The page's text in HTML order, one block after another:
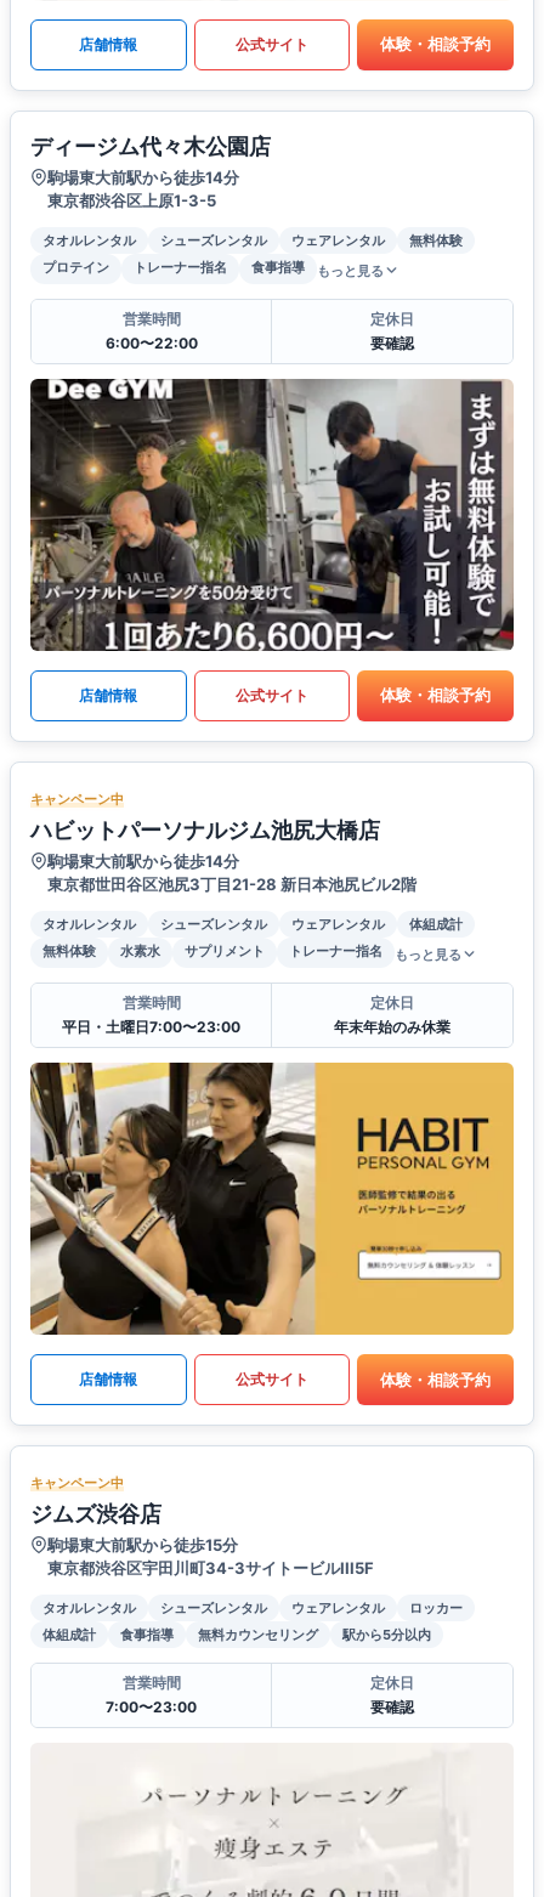
店舗情報 公式サイト 体験・相談予約
ディージム代々木公園店
駒場東大前駅から徒歩14分
東京都渋谷区上原1-3-5
タオルレンタル シューズレンタル ウェアレンタル
無料体験
プロテイン
トレーナー指名 食事指導 もっと見る
営業時間
6:00〜22:00
定休日
要確認
店舗情報 公式サイト 体験・相談予約
キャンペーン中
ハビットパーソナルジム池尻大橋店
駒場東大前駅から徒歩14分
東京都世田谷区池尻3丁目21-28 新日本池尻ビル2階
タオルレンタル シューズレンタル ウェアレンタル
体組成計
無料体験
水素水 サプリメント トレーナー指名 もっと見る
営業時間
平日・土曜日7:00〜23:00
定休日
年末年始のみ休業
店舗情報 公式サイト 体験・相談予約
キャンペーン中
ジムズ渋谷店
駒場東大前駅から徒歩15分
東京都渋谷区宇田川町34-3サイトービルIII5F
タオルレンタル シューズレンタル ウェアレンタル
ロッカー
体組成計
食事指導 無料カウンセリング 駅から5分以内
営業時間
7:00〜23:00
定休日
要確認